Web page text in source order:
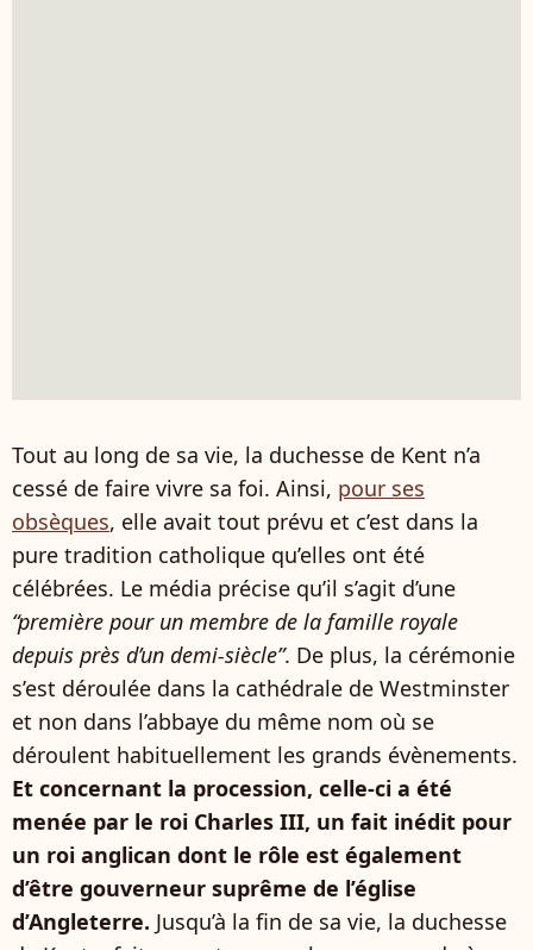
Tout au long de sa vie, la duchesse de Kent n’a
cessé de faire vivre sa foi. Ainsi, pour ses
obsèques, elle avait tout prévu et c’est dans la
pure tradition catholique qu’elles ont été
célébrées. Le média précise qu’il s’agit d’une
“première pour un membre de la famille royale
depuis près d’un demi-siècle”. De plus, la cérémonie
s’est déroulée dans la cathédrale de Westminster
et non dans l’abbaye du même nom où se
déroulent habituellement les grands évènements.
Et concernant la procession, celle-ci a été
menée par le roi Charles III, un fait inédit pour
un roi anglican dont le rôle est également
d’être gouverneur suprême de l’église
d’Angleterre. Jusqu’à la fin de sa vie, la duchesse